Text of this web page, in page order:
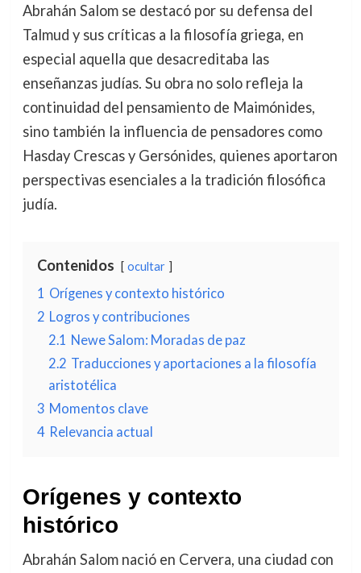
Abrahán Salom se destacó por su defensa del
Talmud y sus críticas a la filosofía griega, en
especial aquella que desacreditaba las
enseñanzas judías. Su obra no solo refleja la
continuidad del pensamiento de Maimónides,
sino también la influencia de pensadores como
Hasday Crescas y Gersónides, quienes aportaron
perspectivas esenciales a la tradición filosófica
judía.
Contenidos ocultar
1 Orígenes y contexto histórico
2 Logros y contribuciones
2.1 Newe Salom: Moradas de paz
2.2 Traducciones y aportaciones a la filosofía
aristotélica
3 Momentos clave
4 Relevancia actual
Orígenes y contexto
histórico
Abrahán Salom nació en Cervera, una ciudad con